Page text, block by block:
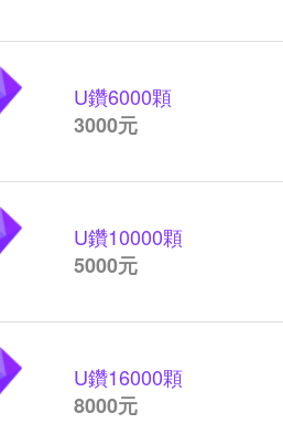
U鑽6000顆
3000元
U鑽10000顆
5000元
U鑽16000顆
8000元